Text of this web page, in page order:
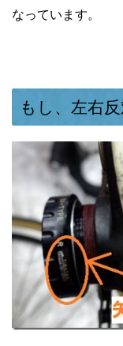
なっています。
もし、左右